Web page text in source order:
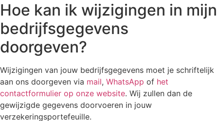
Hoe kan ik wijzigingen in mijn
bedrijfsgegevens
doorgeven?
Wijzigingen van jouw bedrijfsgegevens moet je schriftelijk
aan ons doorgeven via mail, WhatsApp of het
contactformulier op onze website. Wij zullen dan de
gewijzigde gegevens doorvoeren in jouw
verzekeringsportefeuille.